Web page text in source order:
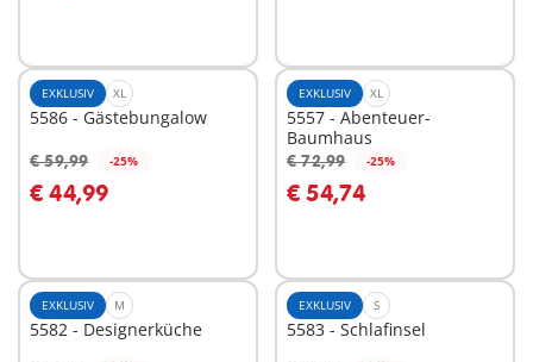
EXKLUSIV XL
5586 - Gästebungalow
€ 59,99 -25%
€ 44,99
In den Warenkorb
EXKLUSIV XL
5557 - Abenteuer-
Baumhaus
€ 72,99 -25%
€ 54,74
In den Warenkorb
EXKLUSIV M
5582 - Designerküche
EXKLUSIV S
5583 - Schlafinsel